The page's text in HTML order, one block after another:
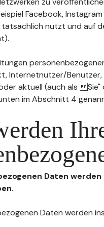
Facebook,
nutzt und auf
Internetnutzer/
aktuell (auch als
im Abschnitt 4
Daten
Daten werden